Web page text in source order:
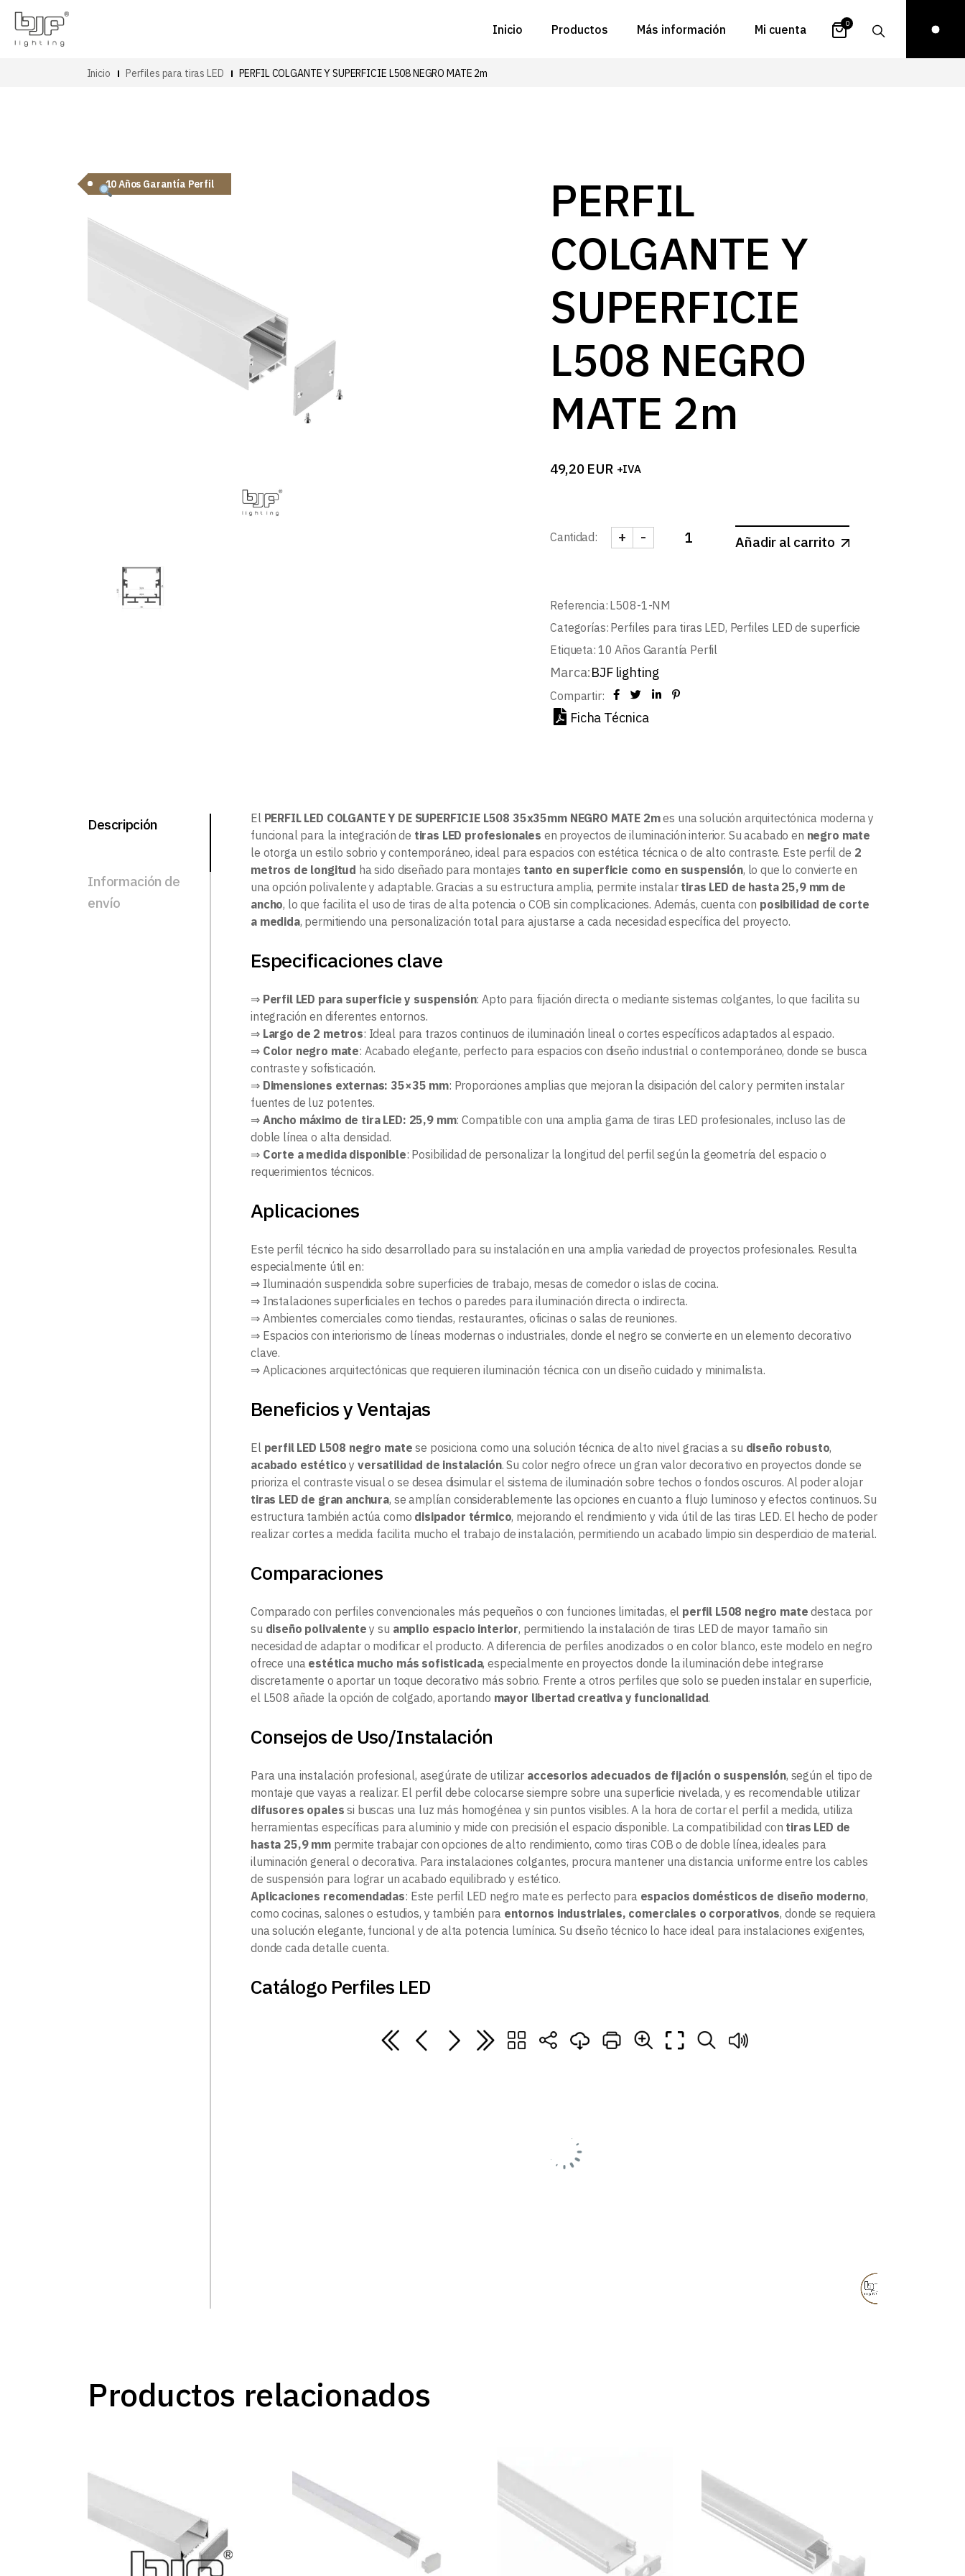
Inicio Productos Más información
FAQs
Proyectos
Zona de inspiración
Blog
Mi cuenta 0
Inicio Perfiles para tiras LED PERFIL COLGANTE Y SUPERFICIE L508 NEGRO MATE 2m
10 Años Garantía Perfil
PERFIL
COLGANTE Y
SUPERFICIE
L508 NEGRO
MATE 2m
49,20 EUR +IVA
Cantidad: PERFIL COLGANTE Y SUPERFICIE L508 NEGRO MATE 2m
-
+ Añadir al carrito
Referencia: L508-1-NM
Categorías: Perfiles para tiras LED, Perfiles LED de superficie
Etiqueta: 10 Años Garantía Perfil
Marca:BJF lighting
Compartir:
Ficha Técnica
Descripción
Información de
envío
El PERFIL LED COLGANTE Y DE SUPERFICIE L508 35x35mm NEGRO MATE 2mes una solución arquitectónica moderna y
funcional para la integración de tiras LED profesionales en proyectos de iluminación interior. Su acabado en negro mate
le otorga un estilo sobrio y contemporáneo, ideal para espacios con estética técnica o de alto contraste. Este perfil de 2
metros de longitud ha sido diseñado para montajes tanto en superficie como en suspensión, lo que lo convierte en
una opción polivalente y adaptable. Gracias a su estructura amplia, permite instalar tiras LED de hasta 25,9 mm de
ancho, lo que facilita el uso de tiras de alta potencia o COB sin complicaciones. Además, cuenta con posibilidad de corte
a medida, permitiendo una personalización total para ajustarse a cada necesidad específica del proyecto.
Especificaciones clave
⇒ Perfil LED para superficie y suspensión: Apto para fijación directa o mediante sistemas colgantes, lo que facilita su
integración en diferentes entornos.
⇒ Largo de 2 metros: Ideal para trazos continuos de iluminación lineal o cortes específicos adaptados al espacio.
⇒ Color negro mate: Acabado elegante, perfecto para espacios con diseño industrial o contemporáneo, donde se busca
contraste y sofisticación.
⇒ Dimensiones externas: 35×35 mm: Proporciones amplias que mejoran la disipación del calor y permiten instalar
fuentes de luz potentes.
⇒ Ancho máximo de tira LED: 25,9 mm: Compatible con una amplia gama de tiras LED profesionales, incluso las de
doble línea o alta densidad.
⇒ Corte a medida disponible: Posibilidad de personalizar la longitud del perfil según la geometría del espacio o
requerimientos técnicos.
Aplicaciones
Este perfil técnico ha sido desarrollado para su instalación en una amplia variedad de proyectos profesionales. Resulta
especialmente útil en:
⇒ Iluminación suspendida sobre superficies de trabajo, mesas de comedor o islas de cocina.
⇒ Instalaciones superficiales en techos o paredes para iluminación directa o indirecta.
⇒ Ambientes comerciales como tiendas, restaurantes, oficinas o salas de reuniones.
⇒ Espacios con interiorismo de líneas modernas o industriales, donde el negro se convierte en un elemento decorativo
clave.
⇒ Aplicaciones arquitectónicas que requieren iluminación técnica con un diseño cuidado y minimalista.
Beneficios y Ventajas
El perfil LED L508 negro mate se posiciona como una solución técnica de alto nivel gracias a su diseño robusto,
acabado estético y versatilidad de instalación. Su color negro ofrece un gran valor decorativo en proyectos donde se
prioriza el contraste visual o se desea disimular el sistema de iluminación sobre techos o fondos oscuros. Al poder alojar
tiras LED de gran anchura, se amplían considerablemente las opciones en cuanto a flujo luminoso y efectos continuos. Su
estructura también actúa como disipador térmico, mejorando el rendimiento y vida útil de las tiras LED. El hecho de poder
realizar cortes a medida facilita mucho el trabajo de instalación, permitiendo un acabado limpio sin desperdicio de material.
Comparaciones
Comparado con perfiles convencionales más pequeños o con funciones limitadas, el perfil L508 negro mate destaca por
su diseño polivalente y su amplio espacio interior, permitiendo la instalación de tiras LED de mayor tamaño sin
necesidad de adaptar o modificar el producto. A diferencia de perfiles anodizados o en color blanco, este modelo en negro
ofrece una estética mucho más sofisticada, especialmente en proyectos donde la iluminación debe integrarse
discretamente o aportar un toque decorativo más sobrio. Frente a otros perfiles que solo se pueden instalar en superficie,
el L508 añade la opción de colgado, aportando mayor libertad creativa y funcionalidad.
Consejos de Uso/Instalación
Para una instalación profesional, asegúrate de utilizar accesorios adecuados de fijación o suspensión, según el tipo de
montaje que vayas a realizar. El perfil debe colocarse siempre sobre una superficie nivelada, y es recomendable utilizar
difusores opales si buscas una luz más homogénea y sin puntos visibles. A la hora de cortar el perfil a medida, utiliza
herramientas específicas para aluminio y mide con precisión el espacio disponible. La compatibilidad con tiras LED de
hasta 25,9 mmpermite trabajar con opciones de alto rendimiento, como tiras COB o de doble línea, ideales para
iluminación general o decorativa. Para instalaciones colgantes, procura mantener una distancia uniforme entre los cables
de suspensión para lograr un acabado equilibrado y estético.
Aplicaciones recomendadas: Este perfil LED negro mate es perfecto para espacios domésticos de diseño moderno,
como cocinas, salones o estudios, y también para entornos industriales, comerciales o corporativos, donde se requiera
una solución elegante, funcional y de alta potencia lumínica. Su diseño técnico lo hace ideal para instalaciones exigentes,
donde cada detalle cuenta.
Catálogo Perfiles LED
Productos relacionados